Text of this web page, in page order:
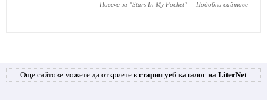
Повече за "Stars In My Pocket" Подобни сайтове
Още сайтове можете да откриете в стария уеб каталог на LiterNet